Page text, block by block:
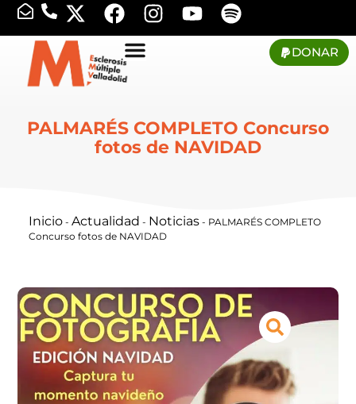
DONAR
PALMARÉS COMPLETO Concurso
fotos de NAVIDAD
Inicio- Actualidad - Noticias- PALMARÉS COMPLETO
Concurso fotos de NAVIDAD